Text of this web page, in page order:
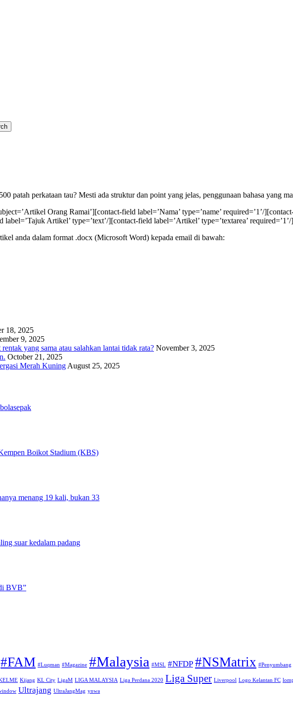
patah perkataan tau? Mesti ada struktur dan point yang jelas, penggunaan bahasa yang
Orang Ramai’][contact-field label=’Nama’ type=’name’ required=’1’/
label=’Tajuk Artikel’ type=’text’/][contact-field label=’Artikel’ type=’textarea’
anda dalam format .docx (Microsoft Word) kepada email di bawah:
18, 2025
9, 2025
yang sama atau salahkan lantai tidak rata? November 3, 2025
October 21, 2025
Merah Kuning August 25, 2025
Boikot Stadium (KBS)
menang 19 kali, bukan 33
suar kedalam padang
BVB”
#FAM #Luqman #Magazine #Malaysia #MSL #NFDP #NSMatrix #Penyumbang
Kijang KL City LigaM LIGA MALAYSIA Liga Perdana 2020 Liga Super Liverpool Logo Kelantan FC
Ultrajang UltraJangMag ynwa